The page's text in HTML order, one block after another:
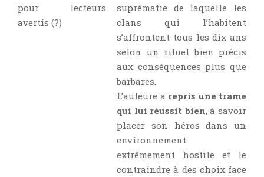
pour lecteurs
avertis (?)
suprématie de laquelle les
clans qui l’habitent
s’affrontent tous les dix ans
selon un rituel bien précis
aux conséquences plus que
barbares.
L’auteure a repris une trame
qui lui réussit bien, à savoir
placer son héros dans un
environnement
extrêmement hostile et le
contraindre à des choix face